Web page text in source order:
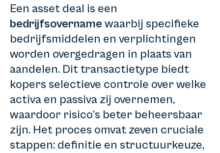
Een asset deal is een
bedrijfsovername waarbij specifieke
bedrijfsmiddelen en verplichtingen
worden overgedragen in plaats van
aandelen. Dit transactietype biedt
kopers selectieve controle over welke
activa en passiva zij overnemen,
waardoor risico’s beter beheersbaar
zijn. Het proces omvat zeven cruciale
stappen: definitie en structuurkeuze,